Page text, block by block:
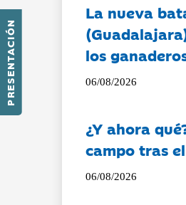
PRESENTACIÓN
La nueva
los
06/08/2026
¿Y ahora
campo tras
06/08/2026